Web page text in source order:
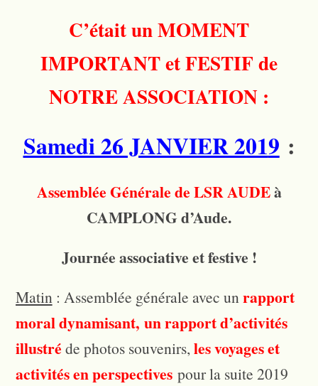
C’était un MOMENT
IMPORTANT et FESTIF de
NOTRE ASSOCIATION :
Samedi 26 JANVIER 2019 :
Assemblée Générale de LSR AUDEà
CAMPLONG d’Aude.
Journée associative et festive !
Matin: Assemblée générale avec unrapport
moral dynamisant, un rapport d’activités
illustré de photos souvenirs,les voyages et
activités en perspectives pour la suite 2019